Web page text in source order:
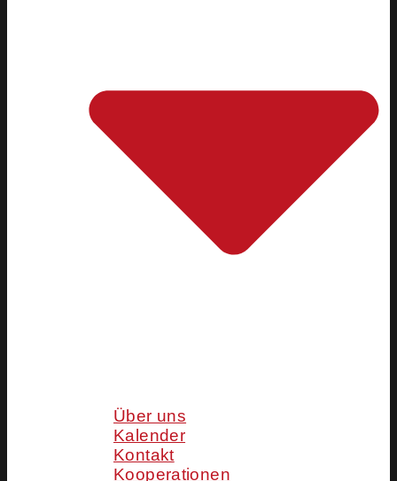
Über uns
Kalender
Kontakt
Kooperationen